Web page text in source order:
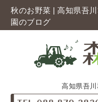
秋のお野菜 | 高知県吾
園のブログ
高知県吾